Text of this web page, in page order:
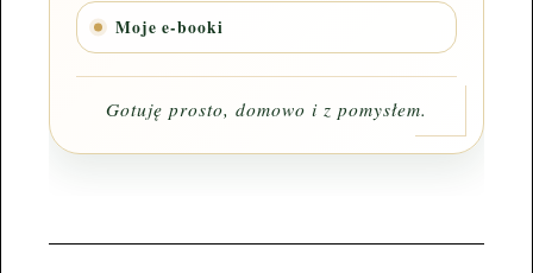
Moje e-booki
Gotuję prosto, domowo i z pomysłem.